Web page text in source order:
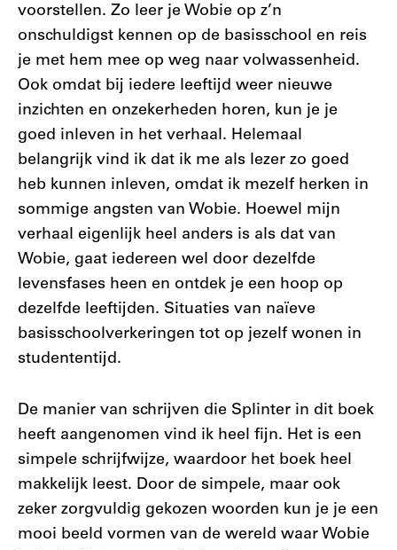
voorstellen. Zo leer je Wobie op z’n
onschuldigst kennen op de basisschool en reis
je met hem mee op weg naar volwassenheid.
Ook omdat bij iedere leeftijd weer nieuwe
inzichten en onzekerheden horen, kun je je
goed inleven in het verhaal. Helemaal
belangrijk vind ik dat ik me als lezer zo goed
heb kunnen inleven, omdat ik mezelf herken in
sommige angsten van Wobie. Hoewel mijn
verhaal eigenlijk heel anders is als dat van
Wobie, gaat iedereen wel door dezelfde
levensfases heen en ontdek je een hoop op
dezelfde leeftijden. Situaties van naïeve
basisschoolverkeringen tot op jezelf wonen in
studententijd.
De manier van schrijven die Splinter in dit boek
heeft aangenomen vind ik heel fijn. Het is een
simpele schrijfwijze, waardoor het boek heel
makkelijk leest. Door de simpele, maar ook
zeker zorgvuldig gekozen woorden kun je je een
mooi beeld vormen van de wereld waar Wobie